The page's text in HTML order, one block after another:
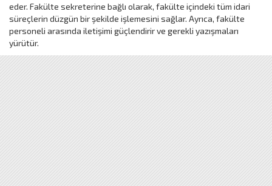
eder. Fakülte sekreterine bağlı olarak, fakülte içindeki tüm idari
süreçlerin düzgün bir şekilde işlemesini sağlar. Ayrıca, fakülte
personeli arasında iletişimi güçlendirir ve gerekli yazışmaları
yürütür.